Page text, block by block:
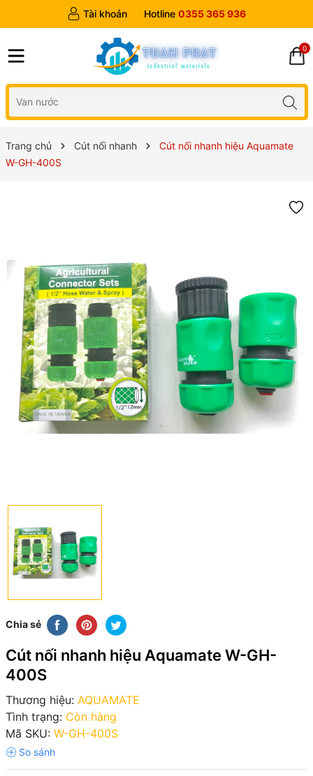
Tài khoản Hotline 0355 365 936
0
Trang chủ Cút nối nhanh
Cút nối nhanh hiệu Aquamate
W-GH-400S
Chia sẻ
Cút nối nhanh hiệu Aquamate W-GH-
400S
Thương hiệu: AQUAMATE
Tình trạng: Còn hàng
Mã SKU: W-GH-400S